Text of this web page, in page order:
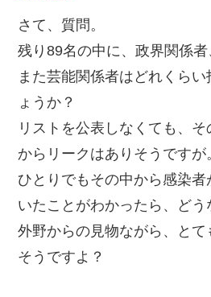
さて、質問。
残り89名の中に、政界関係者
また芸能関係者はどれくら
ょうか？
リストを公表しなくても、
からリークはありそうですが
ひとりでもその中から感染
いたことがわかったら、どう
外野からの見物ながら、とて
そうですよ？